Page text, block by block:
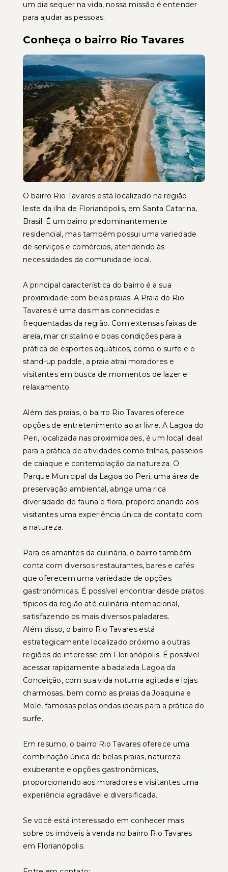
um dia sequer na vida, nossa missão é entender
para ajudar as pessoas.
Conheça o bairro Rio Tavares
O bairro Rio Tavares está localizado na região
leste da ilha de Florianópolis, em Santa Catarina,
Brasil. É um bairro predominantemente
residencial, mas também possui uma variedade
de serviços e comércios, atendendo às
necessidades da comunidade local.
A principal característica do bairro é a sua
proximidade com belas praias. A Praia do Rio
Tavares é uma das mais conhecidas e
frequentadas da região. Com extensas faixas de
areia, mar cristalino e boas condições para a
prática de esportes aquáticos, como o surfe e o
stand-up paddle, a praia atrai moradores e
visitantes em busca de momentos de lazer e
relaxamento.
Além das praias, o bairro Rio Tavares oferece
opções de entretenimento ao ar livre. A Lagoa do
Peri, localizada nas proximidades, é um local ideal
para a prática de atividades como trilhas, passeios
de caiaque e contemplação da natureza. O
Parque Municipal da Lagoa do Peri, uma área de
preservação ambiental, abriga uma rica
diversidade de fauna e flora, proporcionando aos
visitantes uma experiência única de contato com
a natureza.
Para os amantes da culinária, o bairro também
conta com diversos restaurantes, bares e cafés
que oferecem uma variedade de opções
gastronômicas. É possível encontrar desde pratos
típicos da região até culinária internacional,
satisfazendo os mais diversos paladares.
Além disso, o bairro Rio Tavares está
estrategicamente localizado próximo a outras
regiões de interesse em Florianópolis. É possível
acessar rapidamente a badalada Lagoa da
Conceição, com sua vida noturna agitada e lojas
charmosas, bem como as praias da Joaquina e
Mole, famosas pelas ondas ideais para a prática do
surfe.
Em resumo, o bairro Rio Tavares oferece uma
combinação única de belas praias, natureza
exuberante e opções gastronômicas,
proporcionando aos moradores e visitantes uma
experiência agradável e diversificada.
Se você está interessado em conhecer mais
sobre os imóveis à venda no bairro Rio Tavares
em Florianópolis.